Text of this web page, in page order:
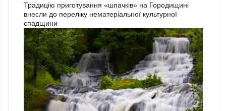
Традицію приготування «шпачків» на Городищині
внесли до переліку нематеріальної культурної
спадщини